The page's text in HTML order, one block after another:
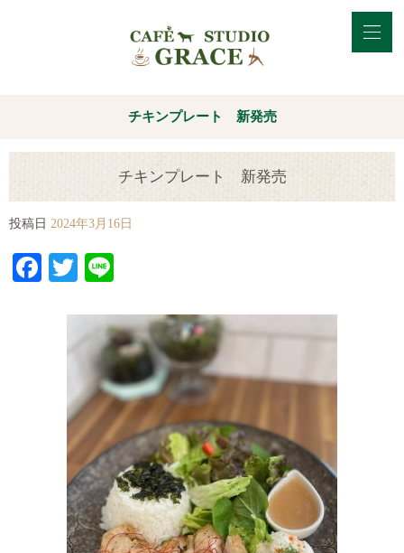
チキンプレート 新発売
チキンプレート 新発売
投稿日 2024年3月16日
Facebook
Twitter